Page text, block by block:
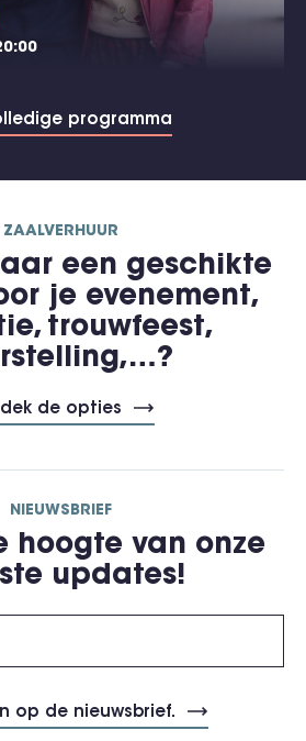
programma
ZAALVERHUUR
een geschikte
je evenement,
trouwfeest,
de opties
NIEUWSBRIEF
hoogte van onze
updates!